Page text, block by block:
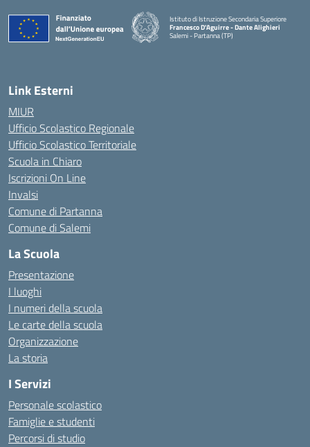
Istituto di Istruzione Secondaria Superiore
Francesco D'Aguirre - Dante Alighieri
Salemi - Partanna (TP)
Link Esterni
MIUR
Ufficio Scolastico Regionale
Ufficio Scolastico Territoriale
Scuola in Chiaro
Iscrizioni On Line
Invalsi
Comune di Partanna
Comune di Salemi
La Scuola
Presentazione
I luoghi
I numeri della scuola
Le carte della scuola
Organizzazione
La storia
I Servizi
Personale scolastico
Famiglie e studenti
Percorsi di studio